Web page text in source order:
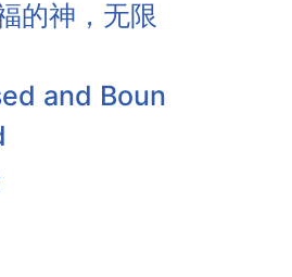
的神，无限
and Boun
据
Assuran